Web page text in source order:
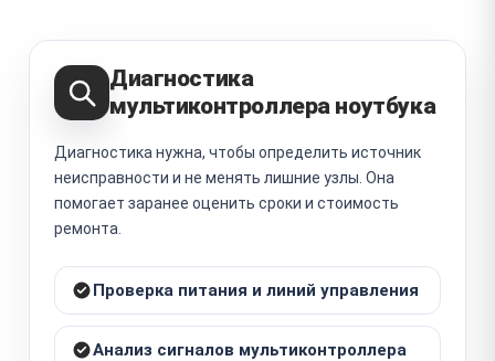
Диагностика
мультиконтроллера ноутбука
Диагностика нужна, чтобы определить источник
неисправности и не менять лишние узлы. Она
помогает заранее оценить сроки и стоимость
ремонта.
Проверка питания и линий управления
Анализ сигналов мультиконтроллера